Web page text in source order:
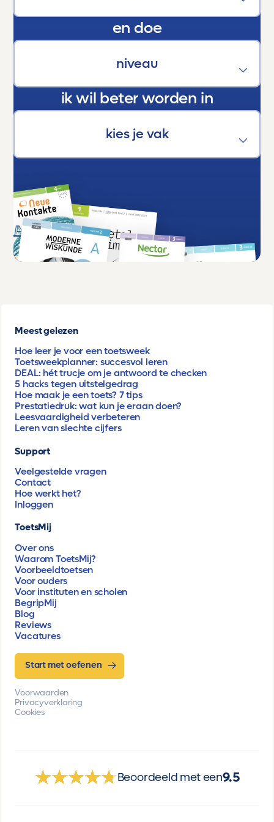
En als trotse ouder kan ik maar één ding
en doe
ik wil beter worden in
Meest gelezen
Hoe leer je voor een toetsweek
Toetsweekplanner: succesvol leren
DEAL: hét trucje om je antwoord te checken
5 hacks tegen uitstelgedrag
Hoe maak je een toets? 7 tips
Prestatiedruk: wat kun je eraan doen?
Leesvaardigheid verbeteren
Leren van slechte cijfers
Support
Veelgestelde vragen
Contact
Hoe werkt het?
Inloggen
ToetsMij
Over ons
Waarom ToetsMij?
Voorbeeldtoetsen
Voor ouders
Voor instituten en scholen
BegripMij
Blog
Reviews
Vacatures
Start met oefenen
Voorwaarden
Privacyverklaring
Cookies
Beoordeeld met een9.5